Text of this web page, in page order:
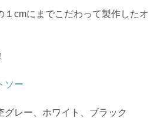
１cmにまでこだわって製作したオ
ソー
グレー、ホワイト、ブラック